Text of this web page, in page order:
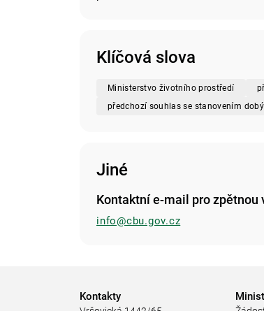
Klíčová slova
Ministerstvo životního prostředí
předchozí souhlas se stanovením
Jiné
Kontaktní e-mail pro zpětnou
info@cbu.gov.cz
Kontakty